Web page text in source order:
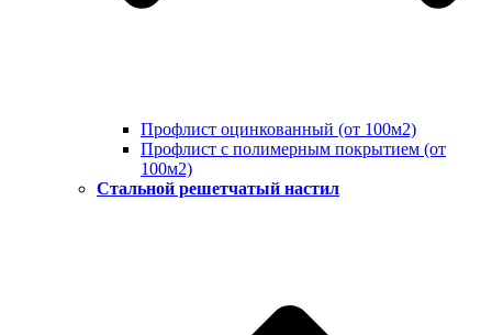
Профлист оцинкованный (от 100м2)
Профлист с полимерным покрытием (от
100м2)
Стальной решетчатый настил